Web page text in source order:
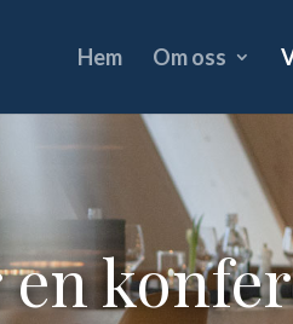
Hem Om oss